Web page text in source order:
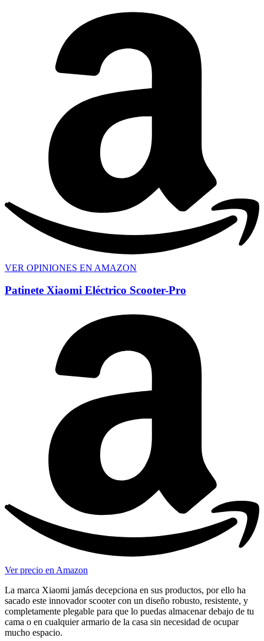
VER OPINIONES EN AMAZON
Patinete Xiaomi Eléctrico Scooter-Pro
Ver precio en Amazon
La marca Xiaomi jamás decepciona en sus productos, por ello ha
sacado este innovador scooter con un diseño robusto, resistente, y
completamente plegable para que lo puedas almacenar debajo de tu
cama o en cualquier armario de la casa sin necesidad de ocupar
mucho espacio.